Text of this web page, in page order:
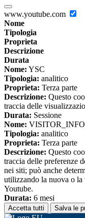
www.youtube.com
Nome
Tipologia
Proprieta
Descrizione
Durata
Nome: YSC
Tipologia: analitico
Proprieta: Terza parte
Descrizione: Questo
traccia delle
Durata: Sessione
Nome:
Tipologia: analitico
Proprieta: Terza parte
Descrizione: Questo
traccia delle preferenze
nei siti; può anche
utilizzando la nuova o
Youtube.
Durata: 6 mesi
Accetta tutti Salva le